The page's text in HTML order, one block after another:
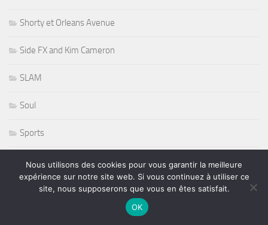
Shorty et Orleans Avenue
Side FX and Kim Cameron
SLAM
Soul
Sports
Stevie Nicks
Nous utilisons des cookies pour vous garantir la meilleure
expérience sur notre site web. Si vous continuez à utiliser ce
site, nous supposerons que vous en êtes satisfait.
OK